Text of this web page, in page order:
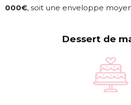
000€, soit une enveloppe
Dessert de